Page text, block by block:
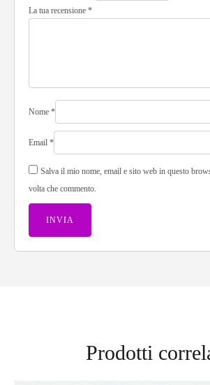
La tua recensione *
Nome *
Email *
Salva il mio nome, email e sito web in questo
volta che commento.
Prodotti